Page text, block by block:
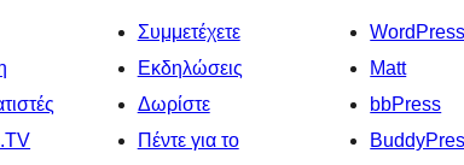
Συμμετέχετε
Εκδηλώσεις
Δωρίστε
Πέντε για το
Matt
bbPress